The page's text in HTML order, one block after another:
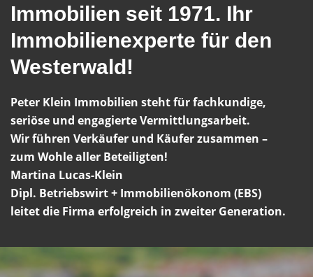
Immobilien seit 1971. Ihr
Immobilienexperte für den
Westerwald!
Peter Klein Immobilien steht für fachkundige,
seriöse und engagierte Vermittlungsarbeit.
Wir führen Verkäufer und Käufer zusammen –
zum Wohle aller Beteiligten!
Martina Lucas-Klein
Dipl. Betriebswirt + Immobilienökonom (EBS)
leitet die Firma erfolgreich in zweiter Generation.